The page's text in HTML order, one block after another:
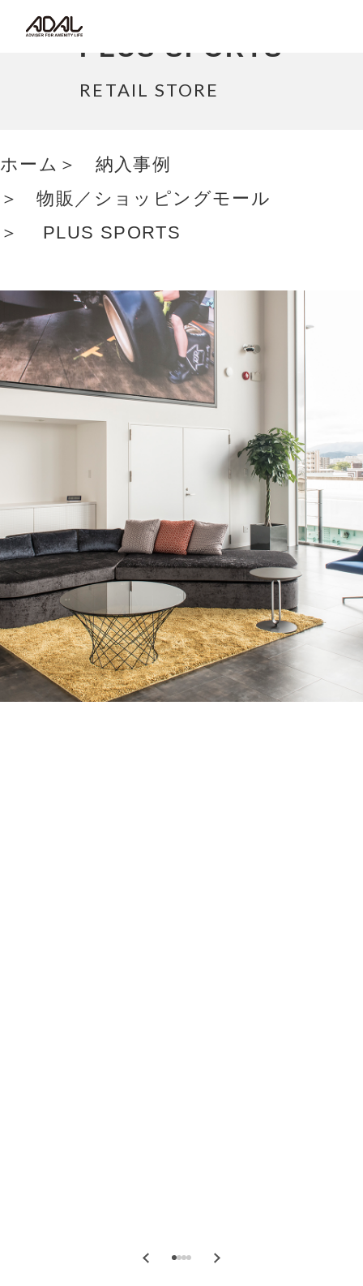
コラム
最新情報/ニュース
採用情報
PLUS SPORTS
RETAIL STORE
ホーム
納入事例
物販／ショッピングモール
PLUS SPORTS